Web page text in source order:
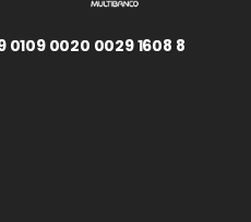
0109 0020 0029 1608 8